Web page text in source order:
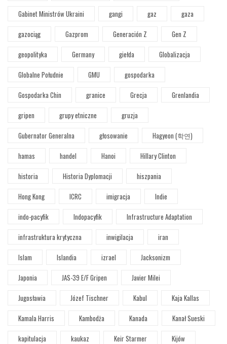
Gabinet Ministrów Ukraini
gangi gaz
gaza
gazociąg
Gazprom Generación Z
Gen Z
geopolityka
Germany giełda
Globalizacja
Globalne Południe
GMU
gospodarka
Gospodarka Chin
granice Grecja
Grenlandia
gripen
grupy etniczne
gruzja
Gubernator Generalna
głosowanie
Hagyeon (학연)
hamas
handel Hanoi
Hillary Clinton
historia
Historia Dyplomacji
hiszpania
Hong Kong
ICRC imigracja
Indie
indo-pacyfik
Indopacyfik
Infrastructure Adaptation
infrastruktura krytyczna
inwigilacja
iran
Islam
Islandia izrael
Jacksonizm
Japonia
JAS-39 E/F Gripen
Javier Milei
Jugosławia
Józef Tischner Kabul
Kaja Kallas
Kamala Harris
Kambodża Kanada
Kanał Sueski
kapitulacja
kaukaz Keir Starmer
Kijów